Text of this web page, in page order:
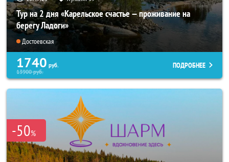
Тур на 2 дня «Карельское счастье — проживание на
берегу Ладоги»
Достоевская
1740 руб.
13900руб.
ПОДРОБНЕЕ
-50%